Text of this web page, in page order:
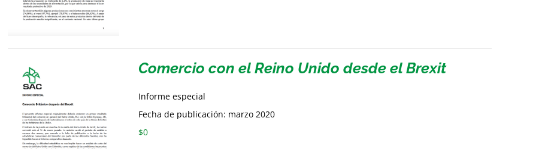
Comercio con el Reino Unido desde el Brexit
Informe especial
Fecha de publicación: marzo 2020
$0